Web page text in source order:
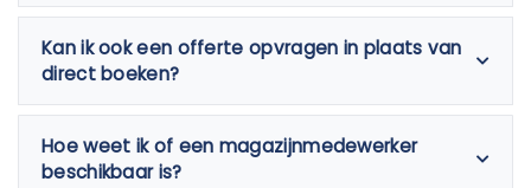
Kan ik ook een offerte opvragen in plaats van
direct boeken?
Hoe weet ik of een magazijnmedewerker
beschikbaar is?